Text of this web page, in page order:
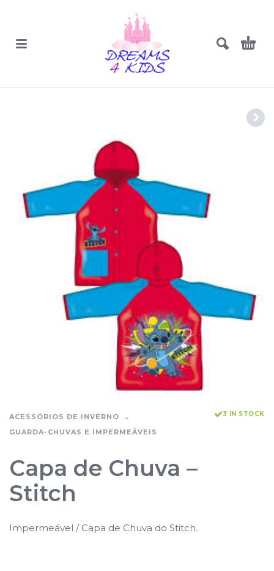
ACESSÓRIOS DE INVERNO
GUARDA-CHUVAS E IMPERMEÁVEIS
3 IN STOCK
Capa de Chuva –
Stitch
Impermeável / Capa de Chuva do Stitch.